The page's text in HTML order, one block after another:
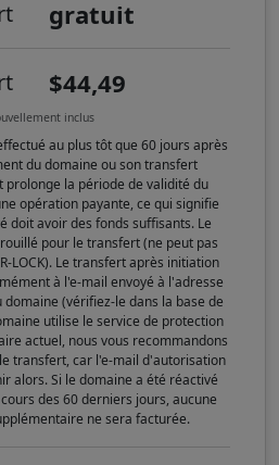
gratuit
$44,49
inclus
au plus tôt que 60 jours après
du domaine ou son transfert
prolonge la période de validité du
opération payante, ce qui signifie
doit avoir des fonds suffisants. Le
pour le transfert (ne peut pas
LOCK). Le transfert après initiation
à l'e-mail envoyé à l'adresse
(vérifiez-le dans la base de
utilise le service de protection
actuel, nous vous recommandons
transfert, car l'e-mail d'autorisation
alors. Si le domaine a été réactivé
des 60 derniers jours, aucune
ne sera facturée.